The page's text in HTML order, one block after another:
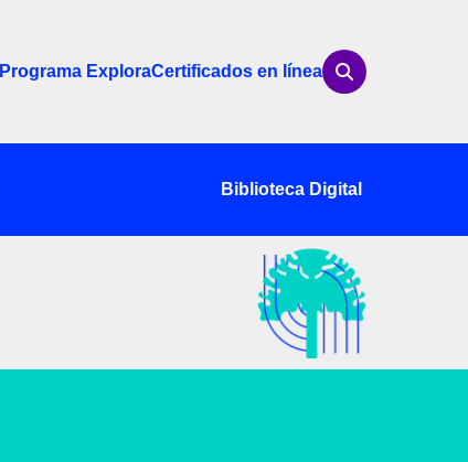
Programa ExploraCertificados en línea
Biblioteca Digital